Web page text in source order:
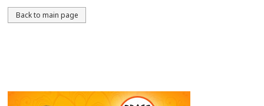
Back to main page